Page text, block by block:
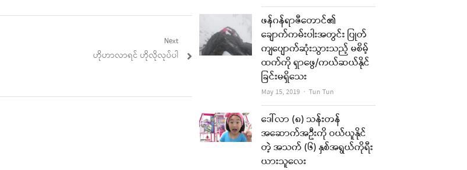
Next
Next
ဟိုဟာလာရင် ဟိုလိုလုပ်ပါ
ဖန်ဂန်ရာဇီတောင်၏
ချောက်ကမ်းပါးအတွင်း ပြုတ်
ကျပျောက်ဆုံးသွားသည့် မစိမ့်
ထက်ကို ရှာဖွေ/ကယ်ဆယ်နိုင်
ခြင်းမရှိသေး
May 15, 2019 Author
Tun Tun
ဒေါ်လာ (၈) သန်းတန်
အဆောက်အဦးကို ဝယ်ယူနိုင်
တဲ့ အသက် (၆) နှစ်အရွယ်ကိုရီး
ယားသူလေး